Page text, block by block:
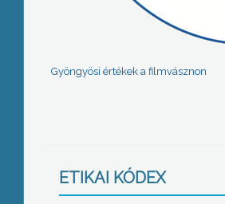
Gyöngyösi értékek a filmvásznon
ETIKAI KÓDEX